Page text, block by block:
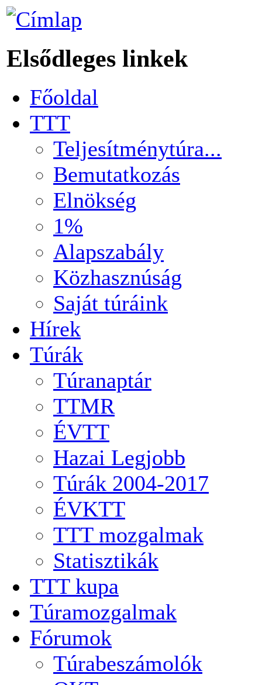
Elsődleges linkek
Főoldal
TTT
Teljesítménytúra...
Bemutatkozás
Elnökség
1%
Alapszabály
Közhasznúság
Saját túráink
Hírek
Túrák
Túranaptár
TTMR
ÉVTT
Hazai Legjobb
Túrák 2004-2017
ÉVKTT
TTT mozgalmak
Statisztikák
TTT kupa
Túramozgalmak
Fórumok
Túrabeszámolók